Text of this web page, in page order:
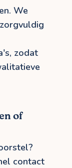
We
zodat
of
contact